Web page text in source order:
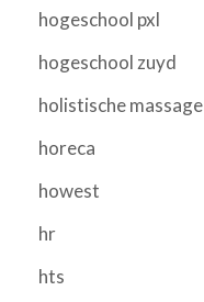
hogeschool pxl
hogeschool zuyd
holistische massage
horeca
howest
hr
hts